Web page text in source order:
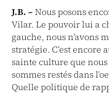
J.B. – Nous posons
Vilar. Le pouvoir lui a
gauche, nous n’avons
stratégie. C’est encore
sainte culture que
sommes restés dans
Quelle politique de